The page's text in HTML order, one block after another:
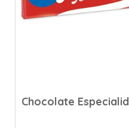
Urso Pelúcia 28cm